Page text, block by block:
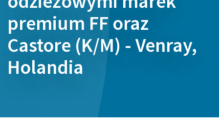
premium FF oraz
Castore (K/M) - Venray,
Holandia